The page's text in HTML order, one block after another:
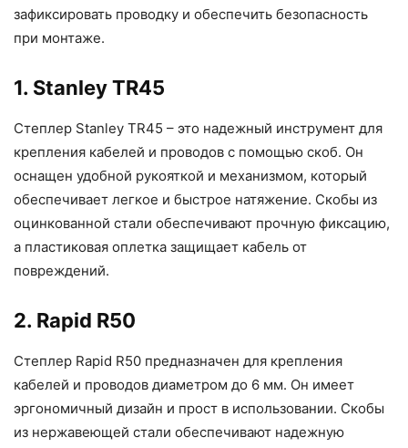
зафиксировать проводку и обеспечить безопасность
при монтаже.
1. Stanley TR45
Степлер Stanley TR45 – это надежный инструмент для
крепления кабелей и проводов с помощью скоб. Он
оснащен удобной рукояткой и механизмом, который
обеспечивает легкое и быстрое натяжение. Скобы из
оцинкованной стали обеспечивают прочную фиксацию,
а пластиковая оплетка защищает кабель от
повреждений.
2. Rapid R50
Степлер Rapid R50 предназначен для крепления
кабелей и проводов диаметром до 6 мм. Он имеет
эргономичный дизайн и прост в использовании. Скобы
из нержавеющей стали обеспечивают надежную